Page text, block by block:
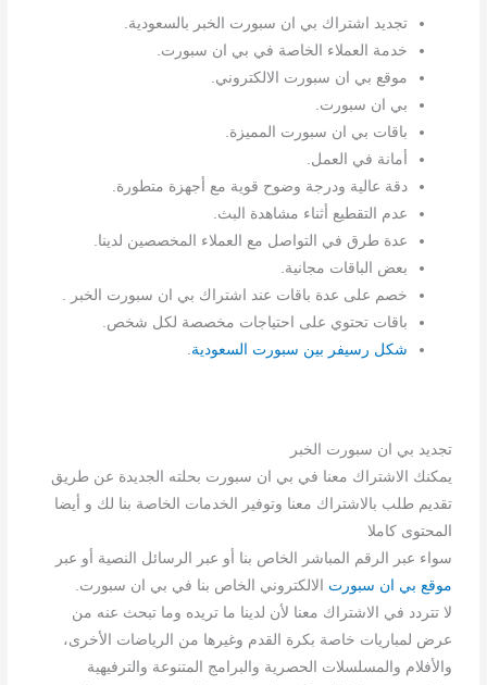
تجديد اشتراك بي ان سبورت الخبر بالسعودية.
خدمة العملاء الخاصة في بي ان سبورت.
موقع بي ان سبورت الالكتروني.
بي ان سبورت.
باقات بي ان سبورت المميزة.
أمانة في العمل.
دقة عالية ودرجة وضوح قوية مع أجهزة متطورة.
عدم التقطيع أثناء مشاهدة البث.
عدة طرق في التواصل مع العملاء المخصصين لدينا.
بعض الباقات مجانية.
خصم على عدة باقات عند اشتراك بي ان سبورت الخبر .
باقات تحتوي على احتياجات مخصصة لكل شخص.
شكل رسيفر بين سبورت السعودية
تجديد بي ان سبورت الخبر
يمكنك الاشتراك معنا في بي ان سبورت بحلته الجديدة عن طريق
تقديم طلب بالاشتراك معنا وتوفير الخدمات الخاصة بنا لك و أيضا
المحتوى كاملا
سواء عبر الرقم المباشر الخاص بنا أو عبر الرسائل النصية أو عبر
موقع بي ان سبورت الالكتروني الخاص بنا في بي ان سبورت.
لا تتردد في الاشتراك معنا لأن لدينا ما تريده وما تبحث عنه من
عرض لمباريات خاصة بكرة القدم وغيرها من الرياضات الأخرى،
والأفلام والمسلسلات الحصرية والبرامج المتنوعة والترفيهية